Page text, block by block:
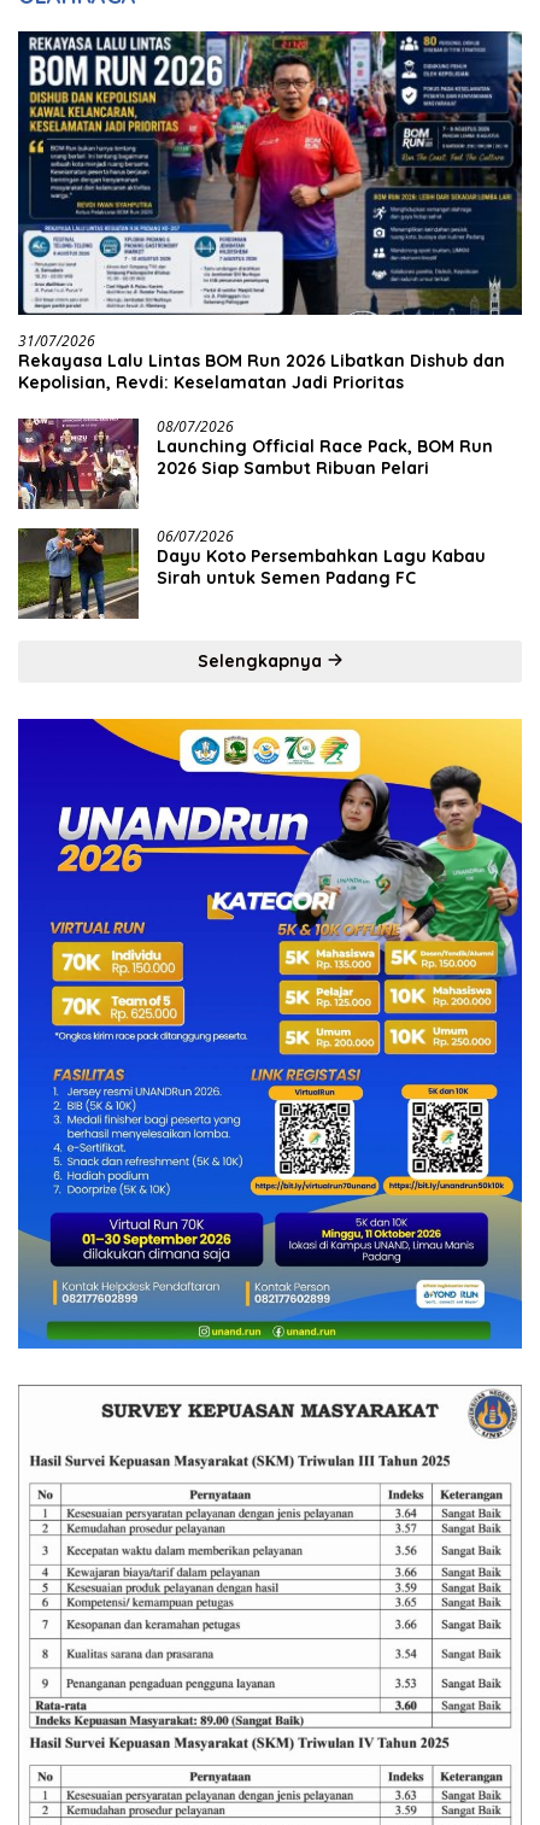
31/07/2026
Rekayasa Lalu Lintas BOM Run 2026 Libatkan Dishub dan
Kepolisian, Revdi: Keselamatan Jadi Prioritas
08/07/2026
Launching Official Race Pack, BOM Run
2026 Siap Sambut Ribuan Pelari
06/07/2026
Dayu Koto Persembahkan Lagu Kabau
Sirah untuk Semen Padang FC
Selengkapnya